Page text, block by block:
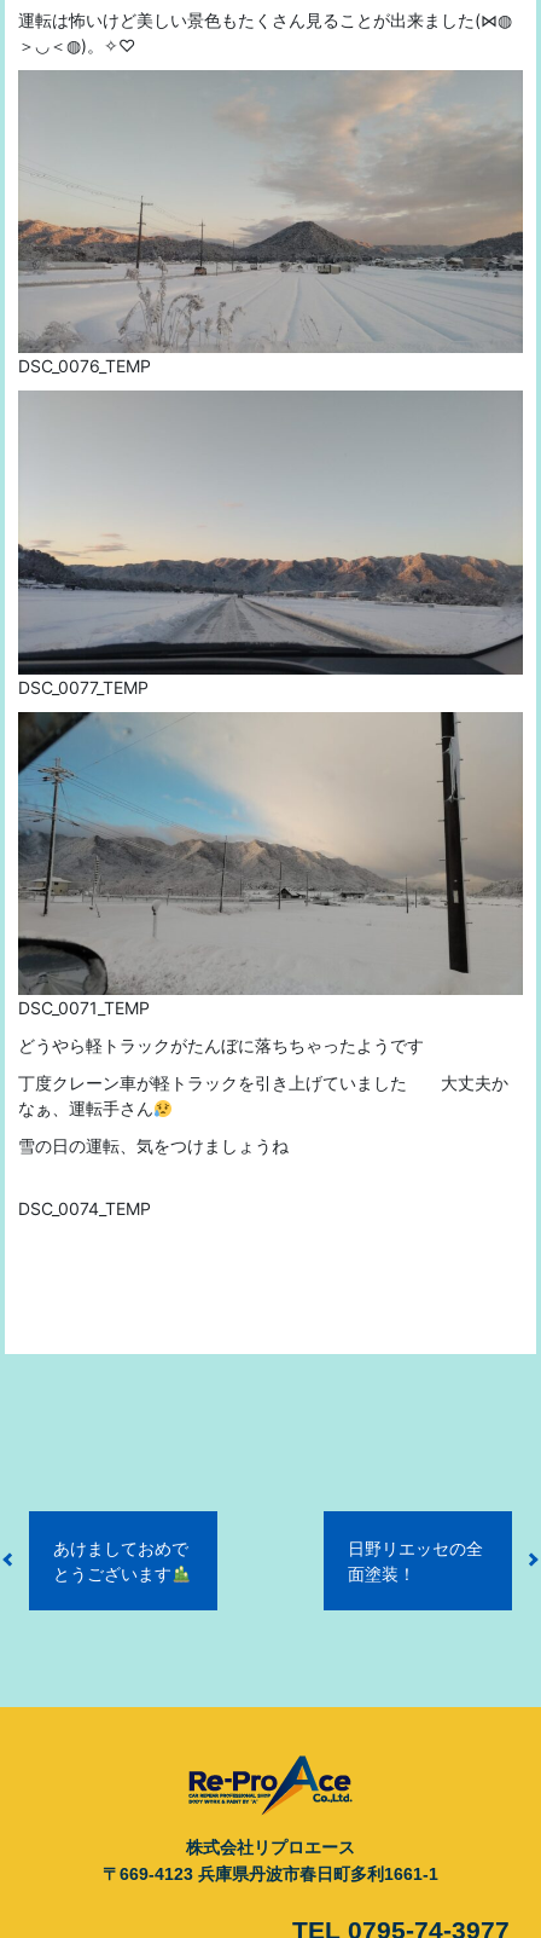
運転は怖いけど美しい景色もたくさん見ることが出来ました(⋈◍
＞◡＜◍)。✧♡
DSC_0076_TEMP
DSC_0077_TEMP
DSC_0071_TEMP
どうやら軽トラックがたんぼに落ちちゃったようです
丁度クレーン車が軽トラックを引き上げていました 大丈夫か
なぁ、運転手さん
雪の日の運転、気をつけましょうね
DSC_0074_TEMP
稿
あけましておめで
とうございます
日野リエッセの全
面塗装！
株式会社リプロエース
〒669-4123 兵庫県丹波市春日町多利1661-1
TEL 0795-74-3977